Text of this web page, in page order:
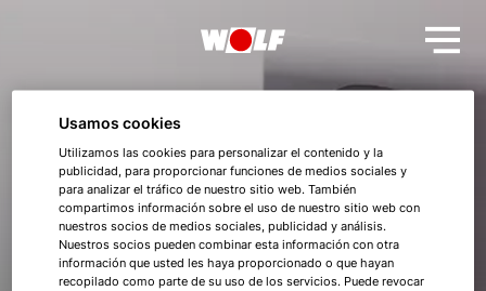
Descargas
Todo lo que necesitas en un solo lugar.
Aquí se pueden descargar todos los documentos
importantes relacionados con los productos y sistemas
Usamos cookies
Utilizamos las cookies para personalizar el contenido y la
publicidad, para proporcionar funciones de medios sociales y
para analizar el tráfico de nuestro sitio web. También
compartimos información sobre el uso de nuestro sitio web con
nuestros socios de medios sociales, publicidad y análisis.
Nuestros socios pueden combinar esta información con otra
información que usted les haya proporcionado o que hayan
recopilado como parte de su uso de los servicios. Puede revocar